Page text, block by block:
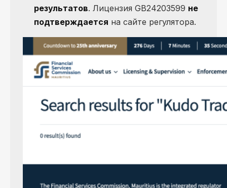
результатов. Лицензия GB24203599 не
подтверждается на сайте регулятора.